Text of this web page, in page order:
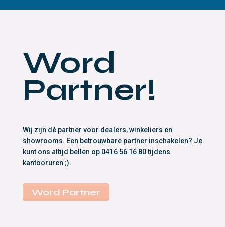
Word
Partner!
Wij zijn dé partner voor dealers, winkeliers en
showrooms. Een betrouwbare partner inschakelen? Je
kunt ons altijd bellen op 0416 56 16 80tijdens
kantooruren ;).
Word Partner